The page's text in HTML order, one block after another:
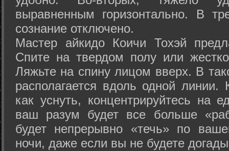
выравненным горизонтально. В
сознание отключено.
Мастер айкидо Коичи Тохэй
Спите на твердом полу или
Ляжьте на спину лицом вверх. В
располагается вдоль одной
как уснуть, концентрируйтесь на
ваш разум будет все больше
будет непрерывно «течь» по
ночи, даже если вы не будете